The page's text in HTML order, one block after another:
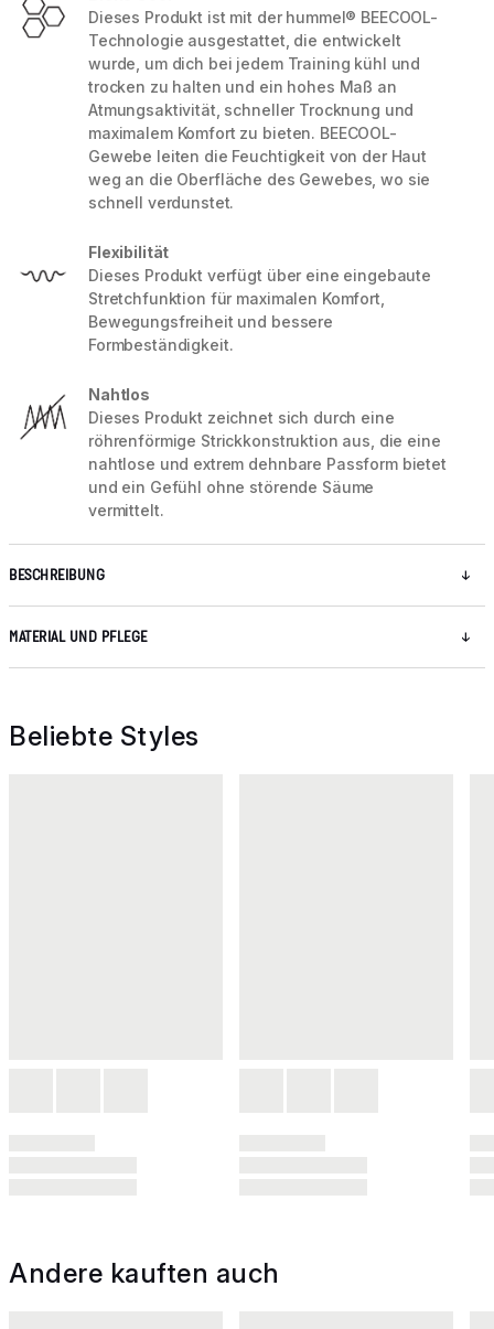
Dieses Produkt ist mit der hummel® BEECOOL-
Technologie ausgestattet, die entwickelt
wurde, um dich bei jedem Training kühl und
trocken zu halten und ein hohes Maß an
Atmungsaktivität, schneller Trocknung und
maximalem Komfort zu bieten. BEECOOL-
Gewebe leiten die Feuchtigkeit von der Haut
weg an die Oberfläche des Gewebes, wo sie
schnell verdunstet.
Flexibilität
Dieses Produkt verfügt über eine eingebaute
Stretchfunktion für maximalen Komfort,
Bewegungsfreiheit und bessere
Formbeständigkeit.
Nahtlos
Dieses Produkt zeichnet sich durch eine
röhrenförmige Strickkonstruktion aus, die eine
nahtlose und extrem dehnbare Passform bietet
und ein Gefühl ohne störende Säume
vermittelt.
BESCHREIBUNG
MATERIAL UND PFLEGE
Beliebte Styles
Andere kauften auch